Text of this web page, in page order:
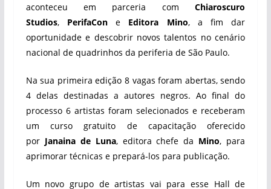
aconteceu em parceria comChiaroscuro
Studios, PerifaCone Editora Mino, a fim dar
oportunidade e descobrir novos talentos no cenário
nacional de quadrinhos da periferia de São Paulo.
Na sua primeira edição 8 vagas foram abertas, sendo
4 delas destinadas a autores negros. Ao final do
processo 6 artistas foram selecionados e receberam
um curso gratuito de capacitação oferecido
por Janaina de Luna, editora chefe da Mino, para
aprimorar técnicas e prepará-los para publicação.
Um novo grupo de artistas vai para esse Hall de